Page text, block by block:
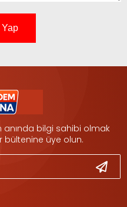
Yap
bilgi sahibi olmak
bültenine üye olun.